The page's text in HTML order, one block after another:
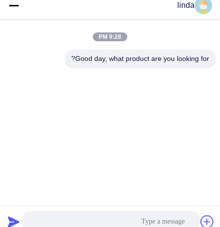
linda
9:28 PM
Good day, what product are you looking for?